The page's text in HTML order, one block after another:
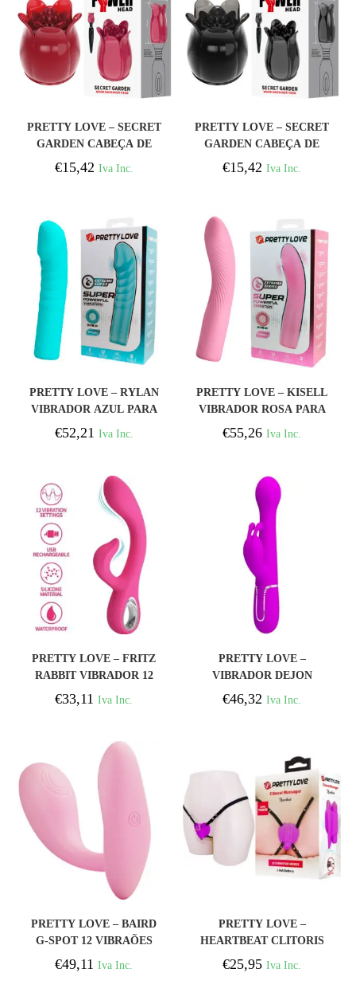
PRETTY LOVE – SECRET
GARDEN CABEÇA DE
MASSAGEM ROSA
€15,42 Iva Inc.
PRETTY LOVE – SECRET
GARDEN CABEÇA DE
MASSAGEM PRETA
€15,42 Iva Inc.
PRETTY LOVE – RYLAN
VIBRADOR AZUL PARA
PONTO G
€52,21 Iva Inc.
PRETTY LOVE – KISELL
VIBRADOR ROSA PARA
PONTO G
€55,26 Iva Inc.
PRETTY LOVE – FRITZ
RABBIT VIBRADOR 12
VIBRAÇÕES ROSA
€33,11 Iva Inc.
PRETTY LOVE –
VIBRADOR DEJON
COELHO 3 EM 1
MULTIFUNO VIOLETA
€46,32 Iva Inc.
PRETTY LOVE – BAIRD
G-SPOT 12 VIBRAÕES
RECARREGVEL ROSA
APLICATIVO
€49,11 Iva Inc.
PRETTY LOVE –
HEARTBEAT CLITORIS
MASSAGER 10 MODOS
DE VIBRAO ROXO
€25,95 Iva Inc.